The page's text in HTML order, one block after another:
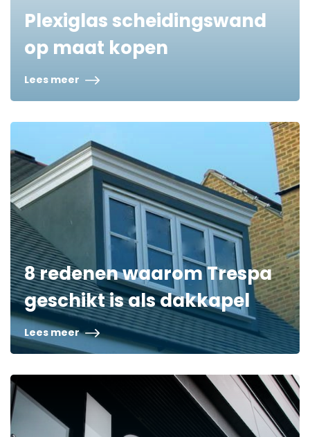
Plexiglas scheidingswand
op maat kopen
Lees meer
8 redenen waarom Trespa
geschikt is als dakkapel
Lees meer